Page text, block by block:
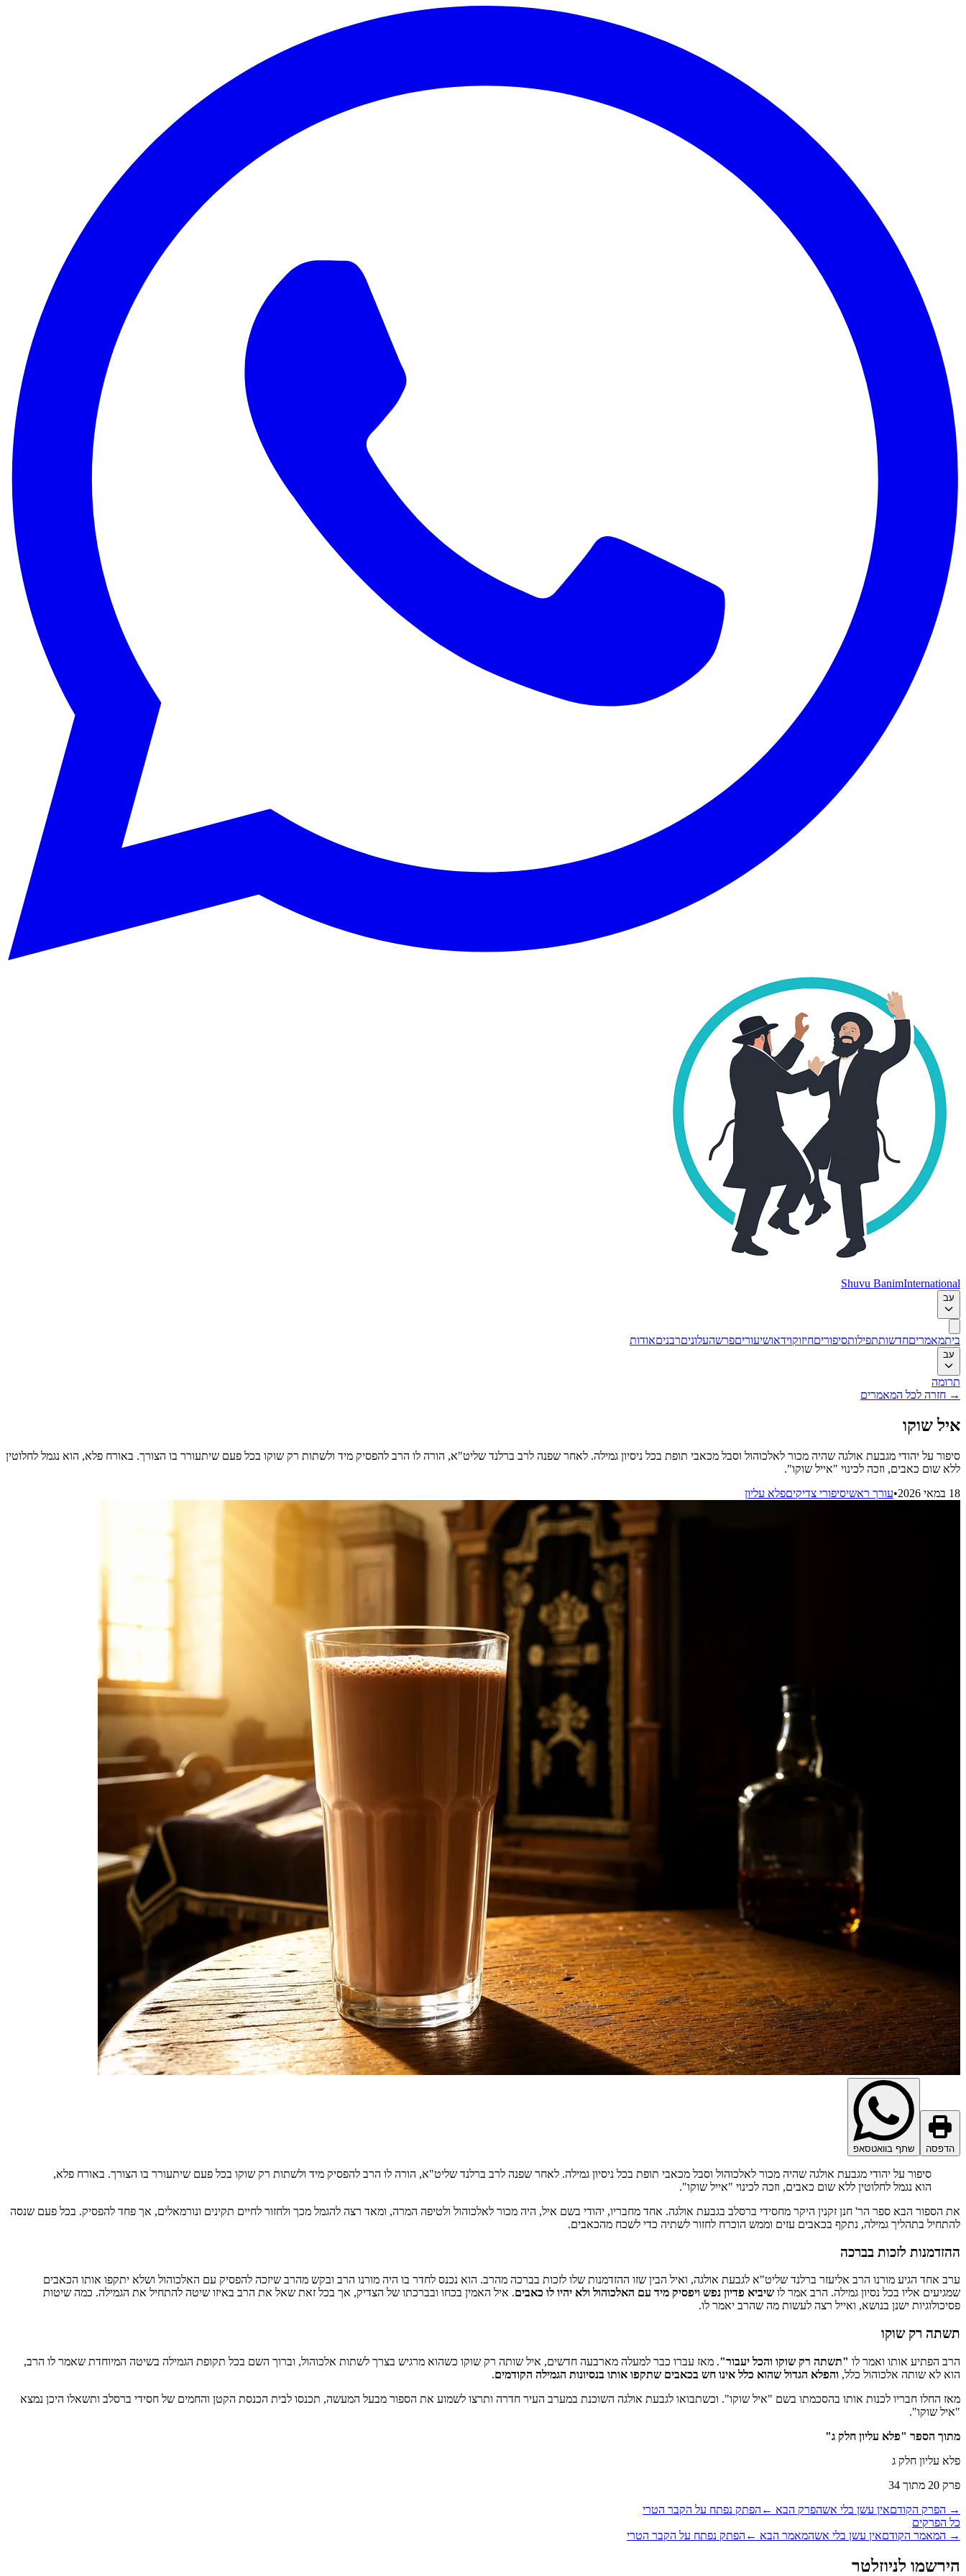
Shuvu BanimInternational
עב
ביתמאמריםחדשותתפילותסיפוריםחיזוקוידאושיעוריםפרשהעלוניםרבניםאודות
עב
תרומה
→ חזרה לכל המאמרים
איל שוקו
סיפור על יהודי מגבעת אולגה שהיה מכור לאלכוהול וסבל מכאבי תופת בכל ניסיון גמילה. לאחר שפנה לרב ברלנד שליט"א, הורה לו הרב להפסיק מיד ולשתות רק שוקו בכל פעם שיתעורר בו הצורך. באורח פלא, הוא נגמל לחלוטין
ללא שום כאבים, וזכה לכינוי "אייל שוקו".
18 במאי 2026
•עורך ראשיסיפורי צדיקיםפלא עליון
הדפסה שתף בוואטסאפ
סיפור על יהודי מגבעת אולגה שהיה מכור לאלכוהול וסבל מכאבי תופת בכל ניסיון גמילה. לאחר שפנה לרב ברלנד שליט"א, הורה לו הרב להפסיק מיד ולשתות רק שוקו בכל פעם שיתעורר בו הצורך. באורח פלא,
הוא נגמל לחלוטין ללא שום כאבים, וזכה לכינוי "אייל שוקו".
את הספור הבא ספר הר' חנן זקנין היקר מחסידי ברסלב בגבעת אולגה. אחד מחבריו, יהודי בשם איל, היה מכור לאלכוהול ולטיפה המרה, ומאד רצה להגמל מכך ולחזור לחיים תקינים ונורמאלים, אך פחד להפסיק. בכל פעם שנסה
להתחיל בתהליך גמילה, נתקף בכאבים עזים וממש הוכרח לחזור לשתיה כדי לשכח מהכאבים.
ההזדמנות לזכות בברכה
ערב אחד הגיע מורנו הרב אליעזר ברלנד שליט"א לגבעת אולגה, ואיל הבין שזו ההזדמנות שלו לזכות בברכה מהרב. הוא נכנס לחדר בו היה מורנו הרב ובקש מהרב שיזכה להפסיק עם האלכוהול ושלא יתקפו אותו הכאבים
שמגיעים אליו בכל נסיון גמילה. הרב אמר לו שיביא פדיון נפש ויפסיק מיד עם האלכוהול ולא יהיו לו כאבים. איל האמין בכחו ובברכתו של הצדיק, אך בכל זאת שאל את הרב באיזו שיטה להתחיל את הגמילה. כמה שיטות
פסיכולוגיות ישנן בנושא, ואייל רצה לעשות מה שהרב יאמר לו.
תשתה רק שוקו
הרב הפתיע אותו ואמר לו "תשתה רק שוקו והכל יעבור". מאז עברו כבר למעלה מארבעה חדשים, איל שותה רק שוקו כשהוא מרגיש בצרך לשתות אלכוהול, וברוך השם בכל תקופת הגמילה בשיטה המיוחדת שאמר לו הרב,
הוא לא שותה אלכוהול כלל, והפלא הגדול שהוא כלל אינו חש בכאבים שתקפו אותו בנסיונות הגמילה הקודמים.
מאז החלו חבריו לכנות אותו בהסכמתו בשם "איל שוקו". וכשתבואו לגבעת אולגה השוכנת במערב העיר חדרה ותרצו לשמוע את הספור מבעל המעשה, תכנסו לבית הכנסת הקטן והחמים של חסידי ברסלב ותשאלו היכן נמצא
"איל שוקו".
מתוך הספר "פלא עליון חלק ג"
פלא עליון חלק ג
פרק 20 מתוך 34
→ הפרק הקודםאין עשן בלי אשהפרק הבא ← הפתק נפתח על הקבר הטרי
כל הפרקים
→ המאמר הקודםאין עשן בלי אשהמאמר הבא ← הפתק נפתח על הקבר הטרי
הירשמו לניוזלטר